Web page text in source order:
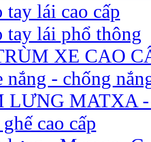
tay lái cao cấp
tay lái phổ thông
XE CAO
nắng - chống
MATXA -
cao cấp